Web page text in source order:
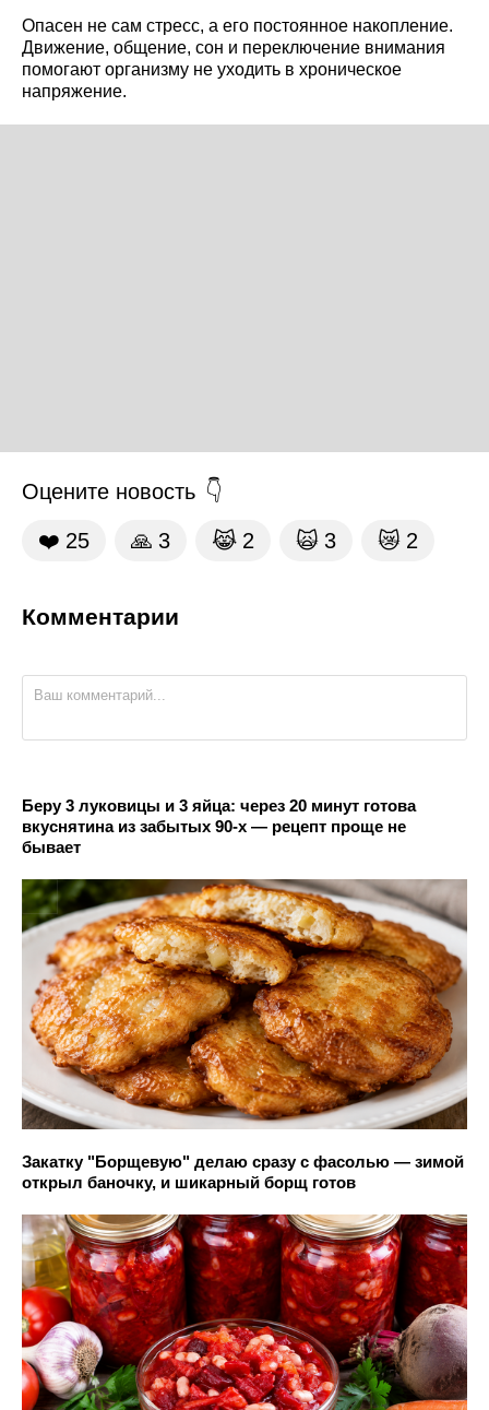
Опасен не сам стресс, а его постоянное накопление.
Движение, общение, сон и переключение внимания
помогают организму не уходить в хроническое
напряжение.
Оцените новость
❤️ 25 🙏 3 😹 2 🙀 3 😿 2
Комментарии
Беру 3 луковицы и 3 яйца: через 20 минут готова
вкуснятина из забытых 90-х — рецепт проще не
бывает
Закатку "Борщевую" делаю сразу с фасолью — зимой
открыл баночку, и шикарный борщ готов